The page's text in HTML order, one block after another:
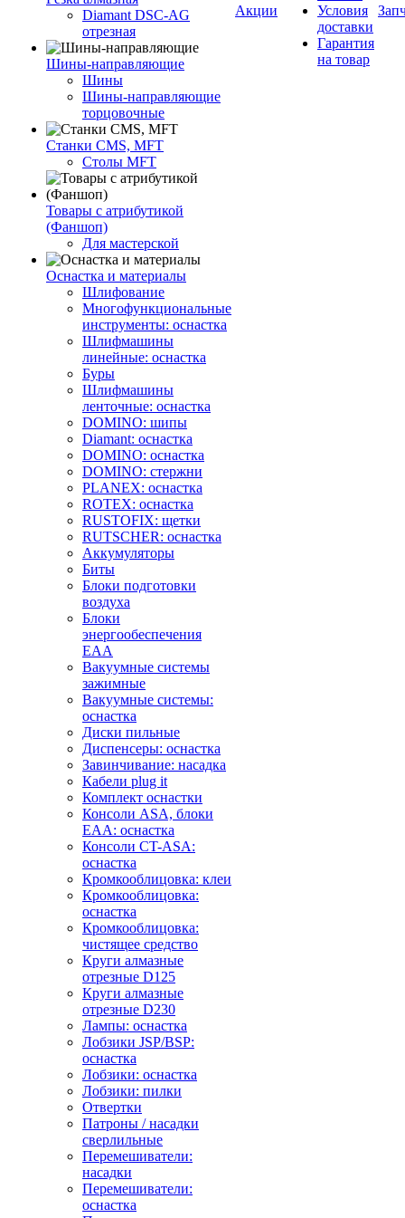
Diamant DSC-AG
отрезная
Шины-направляющие
Шины
Шины-направляющие
торцовочные
Станки CMS, MFT
Столы MFT
Товары с атрибутикой
(Фаншоп)
Для мастерской
Оснастка и материалы
Шлифование
Многофункциональные
инструменты: оснастка
Шлифмашины
линейные: оснастка
Буры
Шлифмашины
ленточные: оснастка
DOMINO: шипы
Diamant: оснастка
DOMINO: оснастка
DOMINO: стержни
PLANEX: оснастка
ROTEX: оснастка
RUSTOFIX: щетки
RUTSCHER: оснастка
Аккумуляторы
Биты
Блоки подготовки
воздуха
Блоки
энергообеспечения
EAA
Вакуумные системы
зажимные
Вакуумные системы:
оснастка
Диски пильные
Диспенсеры: оснастка
Завинчивание: насадка
Кабели plug it
Комплект оснастки
Консоли ASA, блоки
EAA: оснастка
Консоли CT-ASA:
оснастка
Кромкооблицовка: клеи
Кромкооблицовка:
оснастка
Кромкооблицовка:
чистящее средство
Круги алмазные
отрезные D125
Круги алмазные
отрезные D230
Лампы: оснастка
Лобзики JSP/BSP:
оснастка
Лобзики: оснастка
Лобзики: пилки
Отвертки
Патроны / насадки
сверлильные
Перемешиватели:
насадки
Перемешиватели:
оснастка
Акции
Условия
доставки
Гарантия
на товар